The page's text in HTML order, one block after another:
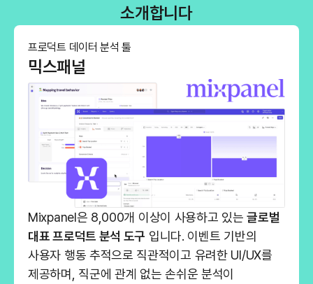
소개합니다
프로덕트 데이터 분석 툴
믹스패널
Mixpanel은 8,000개 이상이 사용하고 있는글로벌
대표 프로덕트 분석 도구 입니다. 이벤트 기반의
사용자 행동 추적으로 직관적이고 유려한 UI/UX를
제공하며, 직군에 관계 없는 손쉬운 분석이